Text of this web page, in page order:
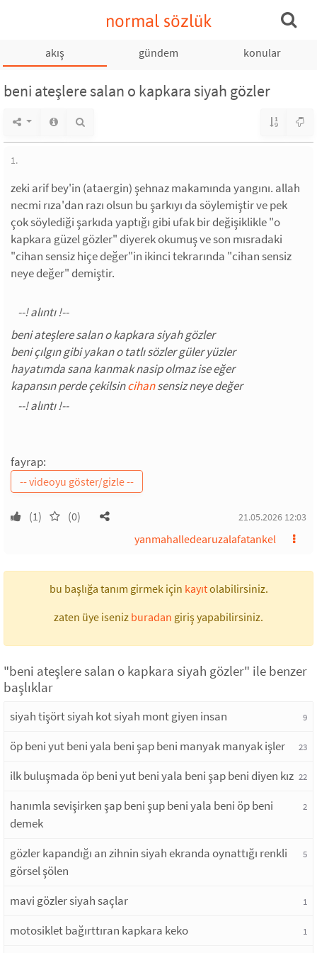
normal sözlük
akış gündem konular
beni ateşlere salan o kapkara siyah gözler
1.
zeki arif bey'in (ataergin) şehnaz makamında yangını. allah
necmi rıza'dan razı olsun bu şarkıyı da söylemiştir ve pek
çok söylediği şarkıda yaptığı gibi ufak bir değişiklikle "o
kapkara güzel gözler" diyerek okumuş ve son mısradaki
"cihan sensiz hiçe değer"in ikinci tekrarında "cihan sensiz
neye değer" demiştir.
beni ateşlere salan o kapkara siyah gözler
beni çılgın gibi yakan o tatlı sözler güler yüzler
hayatımda sana kanmak nasip olmaz ise eğer
kapansın perde çekilsincihansensiz neye değer
fayrap:
(1) (0) 21.05.2026 12:03
yanmahalledearuzalafatankel
bu başlığa tanım girmek için kayıtolabilirsiniz.
zaten üye iseniz buradan giriş yapabilirsiniz.
"beni ateşlere salan o kapkara siyah gözler" ile benzer
başlıklar
siyah tişört siyah kot siyah mont giyen insan 9
öp beni yut beni yala beni şap beni manyak manyak işler 23
ilk buluşmada öp beni yut beni yala beni şap beni diyen kız 22
hanımla sevişirken şap beni şup beni yala beni öp beni
demek
2
gözler kapandığı an zihnin siyah ekranda oynattığı renkli
görsel şölen
5
mavi gözler siyah saçlar 1
motosiklet bağırttıran kapkara keko 1